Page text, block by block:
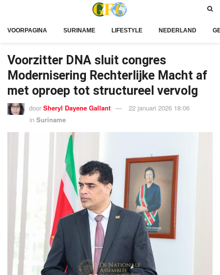
VOORPAGINA SURINAME LIFESTYLE NEDERLAND
Voorzitter DNA sluit congres
Modernisering Rechterlijke Macht af
met oproep tot structureel vervolg
door Sheryl Dayene Gallant
22 januari 2026 18:06
in Suriname